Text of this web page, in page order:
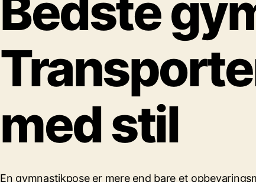
Bedste
med stil
En gymnastikpose er mere end bare et